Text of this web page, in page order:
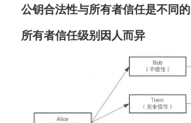
公钥合法性与所有者信任是不同的
所有者信任级别因人而异